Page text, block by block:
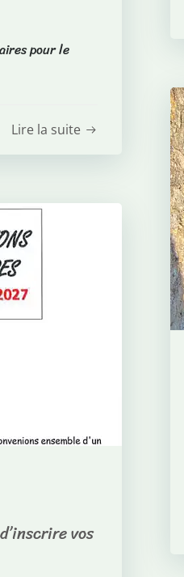
pour le
Lire la suite
vos